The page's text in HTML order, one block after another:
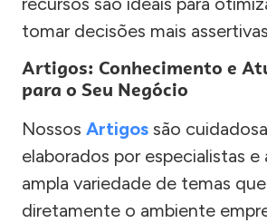
tomar decisões mais
Artigos: Conhecimento e
para o Seu Negócio
Nossos Artigos são
elaborados por especialistas e
ampla variedade de temas
diretamente o ambiente